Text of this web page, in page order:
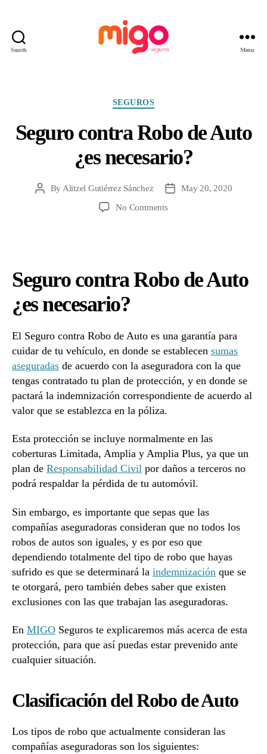
Search Menu
Categories
SEGUROS
Seguro contra Robo de Auto
¿es necesario?
PostBy Alitzel Gutiérrez Sánchez
PostMay 20, 2020
No Commentson
¿es
Seguro contra Robo de Auto
¿es necesario?
El Seguro contra Robo de Auto es una garantía para
cuidar de tu vehículo, en donde se establecen sumas
aseguradas de acuerdo con la aseguradora con la que
tengas contratado tu plan de protección, y en donde se
pactará la indemnización correspondiente de acuerdo al
valor que se establezca en la póliza.
Esta protección se incluye normalmente en las
coberturas Limitada, Amplia y Amplia Plus, ya que un
plan de Responsabilidad Civil por daños a terceros no
podrá respaldar la pérdida de tu automóvil.
Sin embargo, es importante que sepas que las
compañías aseguradoras consideran que no todos los
robos de autos son iguales, y es por eso que
dependiendo totalmente del tipo de robo que hayas
sufrido es que se determinará la indemnización que se
te otorgará, pero también debes saber que existen
exclusiones con las que trabajan las aseguradoras.
En MIGO Seguros te explicaremos más acerca de esta
protección, para que así puedas estar prevenido ante
cualquier situación.
Clasificación del Robo de Auto
Los tipos de robo que actualmente consideran las
compañías aseguradoras son los siguientes: